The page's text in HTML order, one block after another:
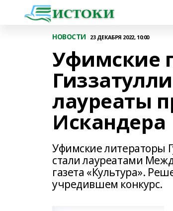
НОВОСТИ 23 ДЕКАБРЯ 2022, 10:00
Уфимские
лауреаты
Искандера
Уфимские литераторы
стали лауреатами
газета «Культура».
учредившем конкурс.